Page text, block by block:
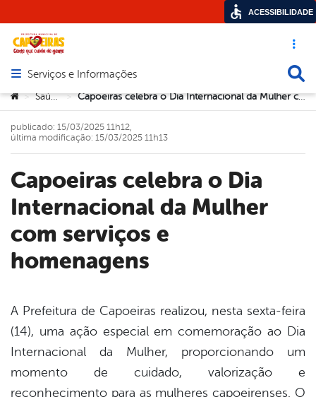
Acesso
Abrir menu principal de navegação
Serviços e Informações
Você está aqui:
> Saúde > Capoeiras celebra o Dia Internacional da Mulher com serviços e homenagens
Capoeiras celebra o Dia
Internacional da Mulher
com serviços e
homenagens
publicado: 15/03/2025 11h12,
última modificação: 15/03/2025 11h13
A Prefeitura de Capoeiras realizou, nesta sexta-feira
(14), uma ação especial em comemoração ao Dia
Internacional da Mulher, proporcionando um
momento de cuidado, valorização e
reconhecimento para as mulheres capoeirenses. O
ACESSIBILIDADE